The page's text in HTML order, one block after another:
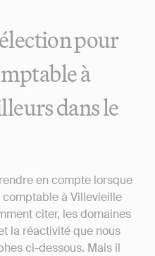
pour
à
dans le
en compte lorsque
comptable à Villevieille
citer, les domaines
la réactivité que nous
ci-dessous. Mais il